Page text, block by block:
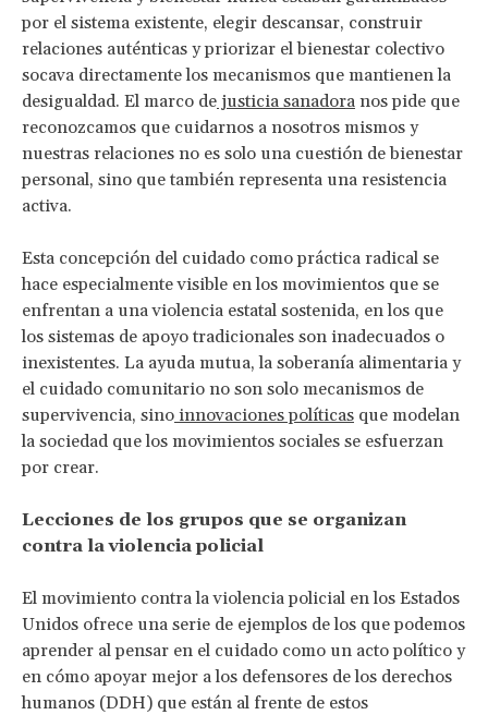
por el sistema existente, elegir descansar, construir
relaciones auténticas y priorizar el bienestar colectivo
socava directamente los mecanismos que mantienen la
desigualdad. El marco de justicia sanadora nos pide que
reconozcamos que cuidarnos a nosotros mismos y
nuestras relaciones no es solo una cuestión de bienestar
personal, sino que también representa una resistencia
activa.
Esta concepción del cuidado como práctica radical se
hace especialmente visible en los movimientos que se
enfrentan a una violencia estatal sostenida, en los que
los sistemas de apoyo tradicionales son inadecuados o
inexistentes. La ayuda mutua, la soberanía alimentaria y
el cuidado comunitario no son solo mecanismos de
supervivencia, sino innovaciones políticas que modelan
la sociedad que los movimientos sociales se esfuerzan
por crear.
Lecciones de los grupos que se organizan
contra la violencia policial
El movimiento contra la violencia policial en los Estados
Unidos ofrece una serie de ejemplos de los que podemos
aprender al pensar en el cuidado como un acto político y
en cómo apoyar mejor a los defensores de los derechos
humanos (DDH) que están al frente de estos